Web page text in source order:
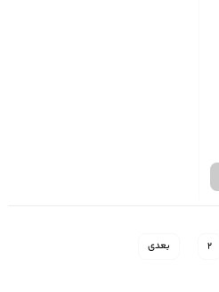
2 بعدی